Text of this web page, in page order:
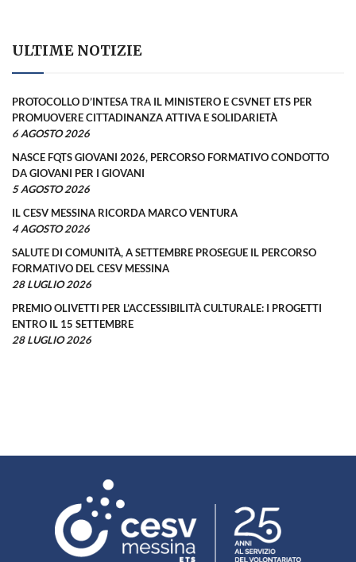
ULTIME NOTIZIE
PROTOCOLLO D’INTESA TRA IL MINISTERO E CSVNET ETS PER
PROMUOVERE CITTADINANZA ATTIVA E SOLIDARIETÀ
6 AGOSTO 2026
NASCE FQTS GIOVANI 2026, PERCORSO FORMATIVO CONDOTTO
DA GIOVANI PER I GIOVANI
5 AGOSTO 2026
IL CESV MESSINA RICORDA MARCO VENTURA
4 AGOSTO 2026
SALUTE DI COMUNITÀ, A SETTEMBRE PROSEGUE IL PERCORSO
FORMATIVO DEL CESV MESSINA
28 LUGLIO 2026
PREMIO OLIVETTI PER L’ACCESSIBILITÀ CULTURALE: I PROGETTI
ENTRO IL 15 SETTEMBRE
28 LUGLIO 2026